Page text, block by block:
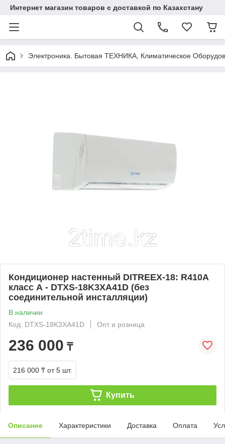
Интернет магазин товаров с доставкой по Казахстану
Электроника. Бытовая ТЕХНИКА, Климатическое
Кондиционер настенный DITREEX-18: R410A
класс А - DTXS-18K3XA41D (без
соединительной инсталляции)
В наличии
Код: DTXS-18K3XA41D
Опт и розница
236 000 ₸
216 000 ₸ от 5 шт.
Купить
Описание Характеристики Доставка Оплата